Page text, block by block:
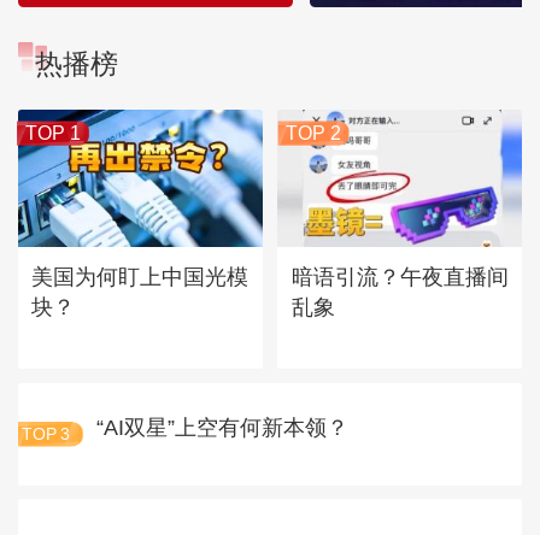
热播榜
TOP 1
美国为何盯上中国光模
块？
TOP 2
暗语引流？午夜直播间
乱象
TOP 3 “AI双星”上空有何新本领？